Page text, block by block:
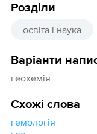
Розділи
освіта і наука
Варіанти
геохемія
Схожі слова
гемологія